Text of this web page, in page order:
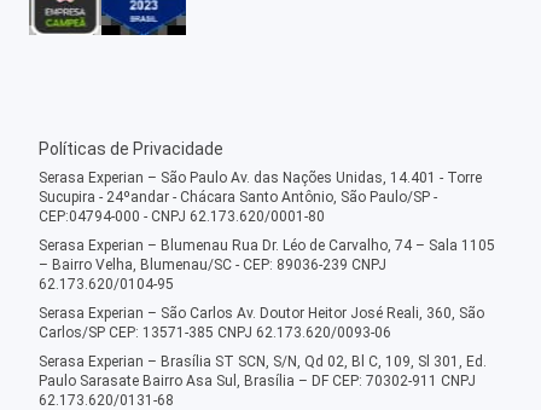
Políticas de Privacidade
Serasa Experian – São Paulo Av. das Nações Unidas, 14.401 - Torre
Sucupira - 24ºandar - Chácara Santo Antônio, São Paulo/SP -
CEP:04794-000 - CNPJ 62.173.620/0001-80
Serasa Experian – Blumenau Rua Dr. Léo de Carvalho, 74 – Sala 1105
– Bairro Velha, Blumenau/SC - CEP: 89036-239 CNPJ
62.173.620/0104-95
Serasa Experian – São Carlos Av. Doutor Heitor José Reali, 360, São
Carlos/SP CEP: 13571-385 CNPJ 62.173.620/0093-06
Serasa Experian – Brasília ST SCN, S/N, Qd 02, Bl C, 109, Sl 301, Ed.
Paulo Sarasate Bairro Asa Sul, Brasília – DF CEP: 70302-911 CNPJ
62.173.620/0131-68